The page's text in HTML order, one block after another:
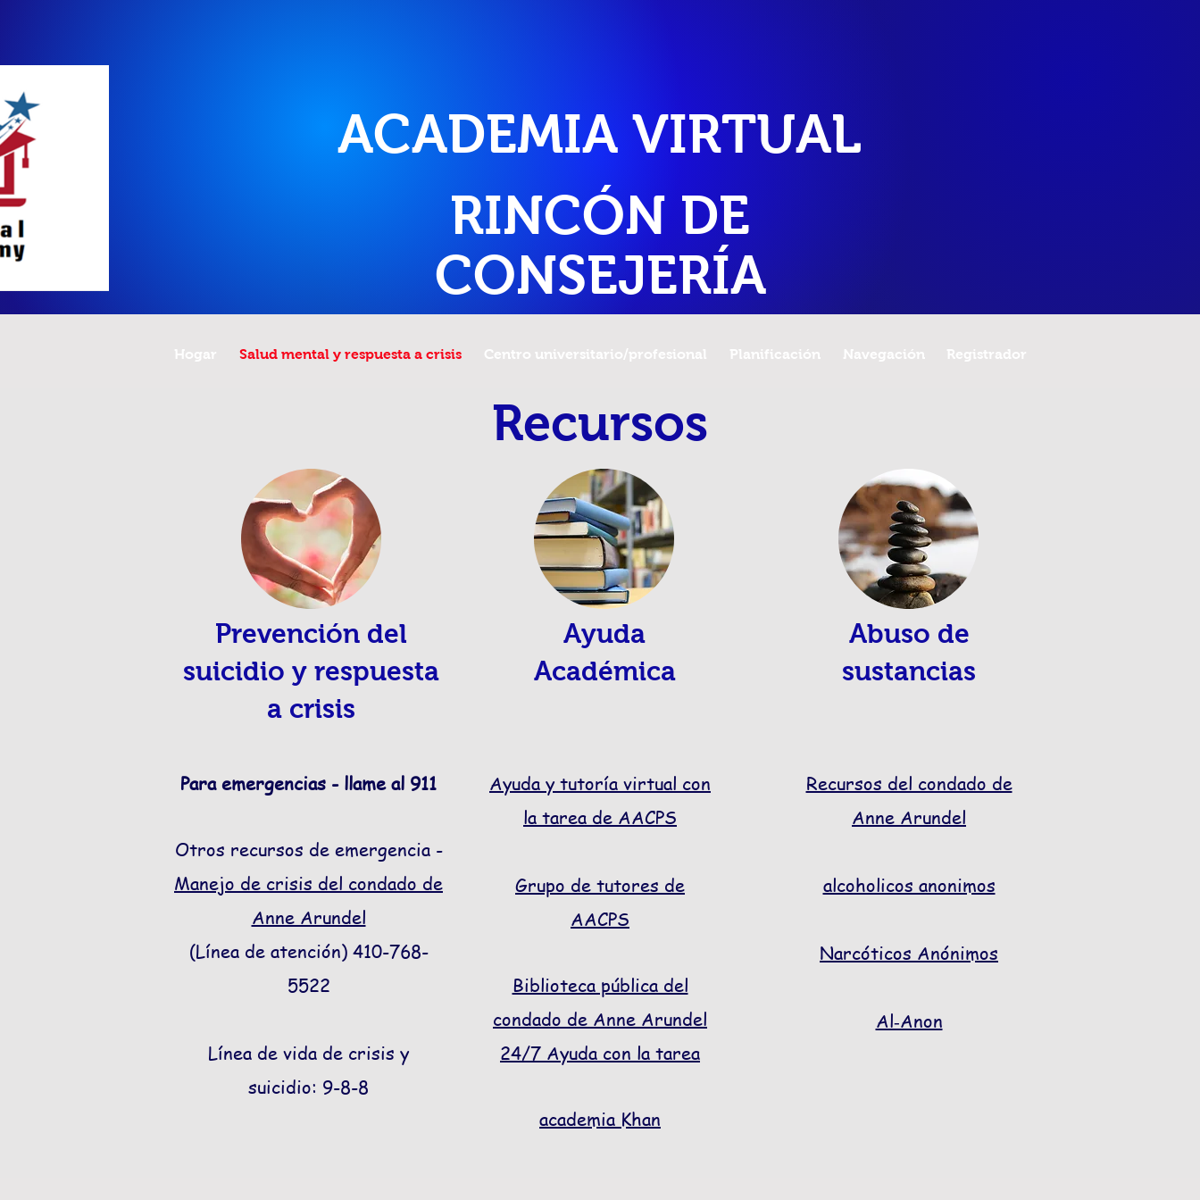
ACADEMIA VIRTUAL
RINCÓN DE
CONSEJERÍA
Hogar Salud mental y respuesta a crisis Centro universitario/profesional Planificación Navegación Registrador
Recursos
Prevención del
suicidio y respuesta
a crisis
Para emergencias - llame al 911
Otros recursos de emergencia -
Manejo de crisis del condado de
Anne Arundel
(Línea de atención) 410-768-
5522
Línea de vida de crisis y
suicidio: 9-8-8
Ayuda
Académica
Ayuda y tutoría virtual con
la tarea de AACPS
Grupo de tutores de
AACPS
Biblioteca pública del
condado de Anne Arundel
24/7 Ayuda con la tarea
academia Khan
Abuso de
sustancias
Recursos del condado de
Anne Arundel
alcoholicos anonimos
Narcóticos Anónimos
Al‑Anon